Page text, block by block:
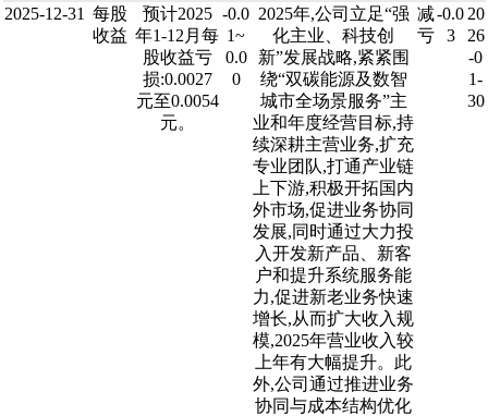
2025-12-31 每股
收益
预计2025
年1-12月每
股收益亏
损:0.0027
元至0.0054
元。
-0.0
1~
0.0
0
2025年,公司立足“强
化主业、科技创
新”发展战略,紧紧围
绕“双碳能源及数智
城市全场景服务”主
业和年度经营目标,持
续深耕主营业务,扩充
专业团队,打通产业链
上下游,积极开拓国内
外市场,促进业务协同
发展,同时通过大力投
入开发新产品、新客
户和提升系统服务能
力,促进新老业务快速
增长,从而扩大收入规
模,2025年营业收入较
上年有大幅提升。此
外,公司通过推进业务
协同与成本结构优化
减
亏
-0.0
3
20
26
-0
1-
30